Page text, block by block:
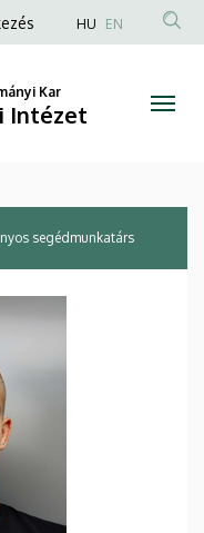
HU EN
Kar
Intézet
segédmunkatárs